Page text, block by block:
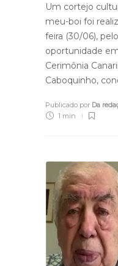
Um cortejo
meu-boi foi
feira (30/06),
oportunidade
Cerimônia
Caboquinho,
Publicado por Da
1 min